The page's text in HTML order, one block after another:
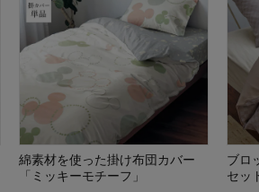
綿素材を使った掛け布団カバー
「ミッキーモチーフ」
ブロ
セッ